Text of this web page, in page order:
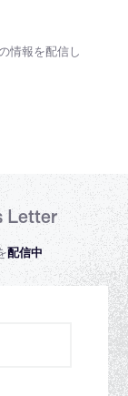
情報を配信し
Letter
配信中